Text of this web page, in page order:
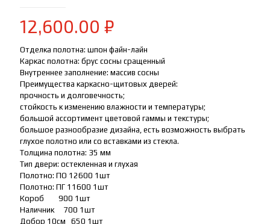
12,600.00 ₽
Отделка полотна: шпон файн-лайн
Каркас полотна: брус сосны сращенный
Внутреннее заполнение: массив сосны
Преимущества каркасно-щитовых дверей:
прочность и долговечность;
стойкость к изменению влажности и температуры;
большой ассортимент цветовой гаммы и текстуры;
большое разнообразие дизайна, есть возможность выбрать
глухое полотно или со вставками из стекла.
Толщина полотна: 35 мм
Тип двери: остекленная и глухая
Полотно: ПО 12600 1шт
Полотно: ПГ 11600 1шт
Короб 900 1шт
Наличник 700 1шт
Добор 10см 650 1шт